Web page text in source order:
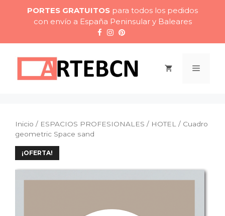
contenido
PORTES GRATUITOS para todos los pedidos
con envío a España Peninsular y Baleares
Menú
Inicio / ESPACIOS PROFESIONALES / HOTEL
/ Cuadro
geometric Space sand
¡OFERTA!